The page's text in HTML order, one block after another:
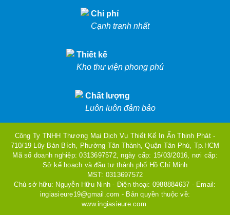
Chi phí
Cạnh tranh nhất
Thiết kế
Kho thư viện phong phú
Chất lượng
Luôn luôn đảm bảo
Công Ty TNHH Thương Mại Dịch Vụ Thiết Kế In Ấn Thịnh Phát -
710/19 Lũy Bán Bích, Phường Tân Thành, Quận Tân Phú, Tp.HCM
Mã số doanh nghiệp: 0313697572, ngày cấp: 15/03/2016, nơi cấp:
Sở kế hoạch và đầu tư thành phố Hồ Chí Minh
MST: 0313697572
Chủ sở hữu: Nguyễn Hữu Ninh - Điện thoại: 0988884637 - Email:
ingiasieure19@gmail.com - Bản quyền thuộc về:
www.ingiasieure.com.